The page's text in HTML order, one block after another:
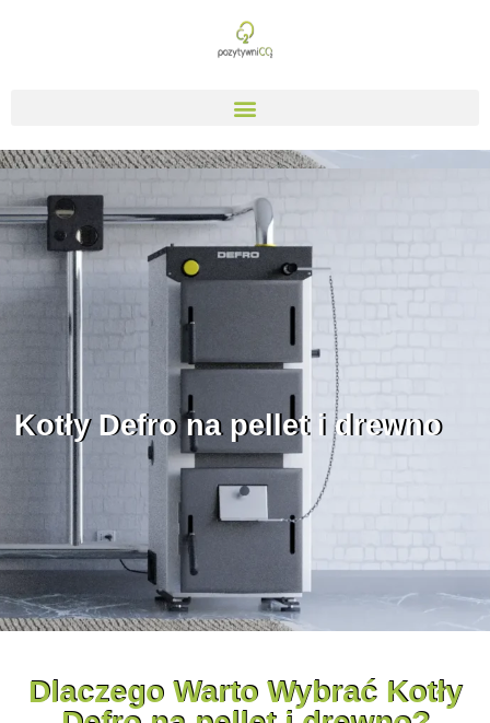
Kotły Defro na pellet i drewno
Dlaczego Warto Wybrać Kotły